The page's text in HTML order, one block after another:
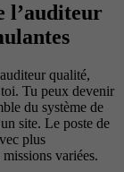
l’auditeur
qualité,
Tu peux devenir
du système de
site. Le poste de
plus
variées.